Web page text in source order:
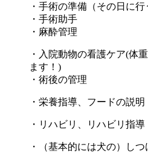
・手術の準備（その日に
・手術助手
・麻酔管理
・入院動物の看護ケア(体
ます！)
・術後の管理
・栄養指導、フードの説
・リハビリ、リハビリ指導
・（基本的には犬の）し